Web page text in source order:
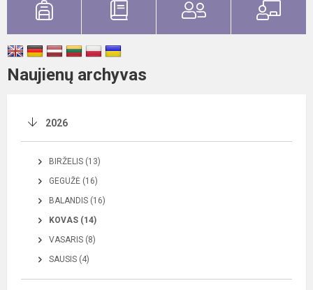
Naujienų archyvas
2026
BIRŽELIS (13)
GEGUŽĖ (16)
BALANDIS (16)
KOVAS (14)
VASARIS (8)
SAUSIS (4)